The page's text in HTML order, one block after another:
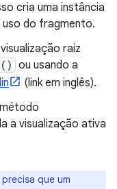
cria uma instância
uso do fragmento.
raiz
ou usando a
(link em inglês).
a visualização ativa
precisa que um